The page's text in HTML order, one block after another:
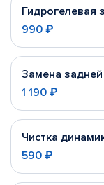
Гидрогелевая
990 ₽
Замена
1 190 ₽
Чистка
590 ₽